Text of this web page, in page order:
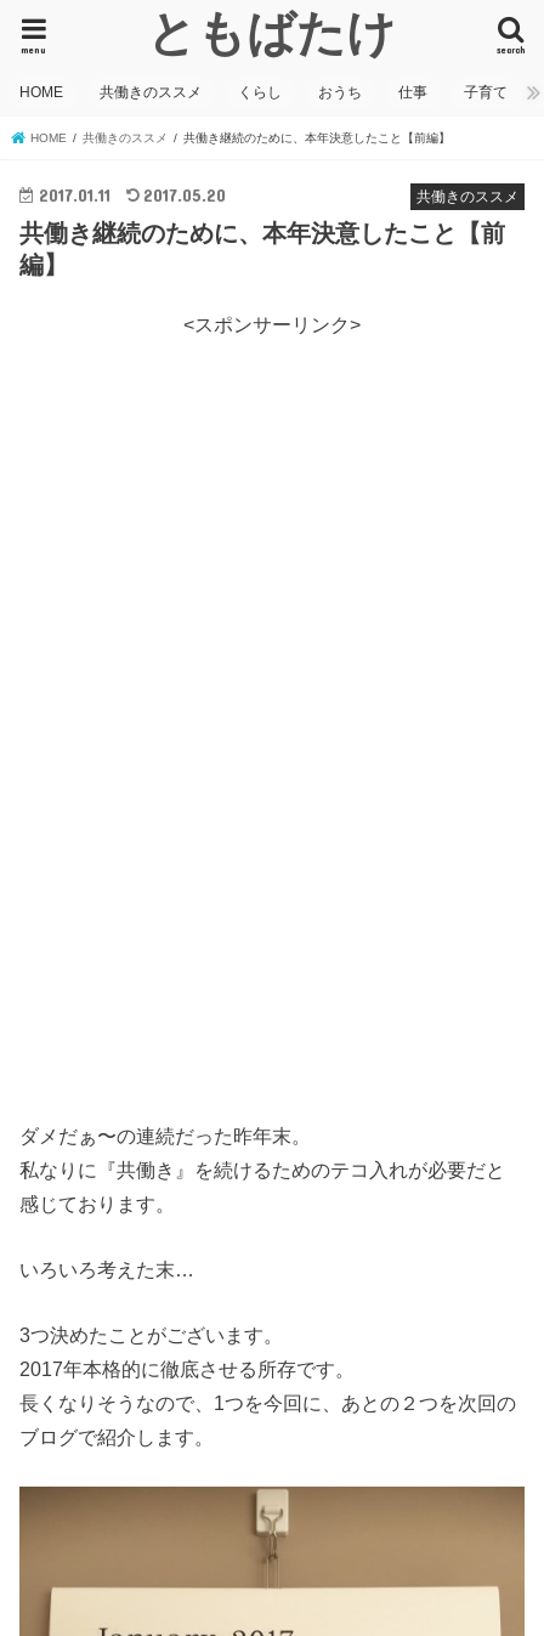
ともばたけ search
menu
HOME 共働きのススメ くらし おうち 仕事 子育て
HOME 共働きのススメ 共働き継続のために、本年決意したこと【前編】
共働きのススメ
2017.01.11 2017.05.20
共働き継続のために、本年決意したこと【前
編】
<スポンサーリンク>
ダメだぁ〜の連続だった昨年末。
私なりに『共働き』を続けるためのテコ入れが必要だと
感じております。
いろいろ考えた末…
3つ決めたことがございます。
2017年本格的に徹底させる所存です。
長くなりそうなので、1つを今回に、あとの２つを次回の
ブログで紹介します。